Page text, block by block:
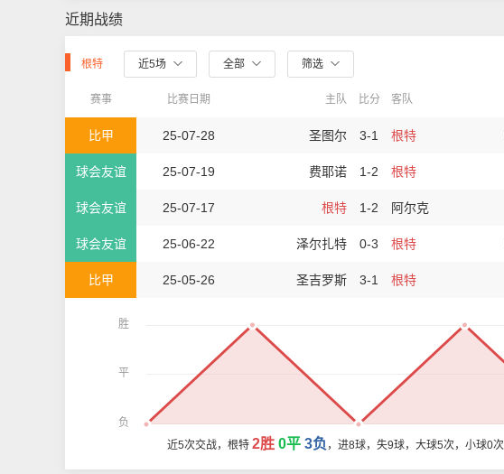
近期战绩
根特 近5场 全部 筛选
赛事 比赛日期 主队 比分 客队
比甲 25-07-28 圣图尔 3-1 根特
球会友谊 25-07-19 费耶诺 1-2 根特
球会友谊 25-07-17 根特 1-2 阿尔克
球会友谊 25-06-22 泽尔扎特 0-3 根特
比甲 25-05-26 圣吉罗斯 3-1 根特
胜
平
负
近5次交战，根特 2胜 0平 3负 ，进8球，失9球，大球5次，小球0次